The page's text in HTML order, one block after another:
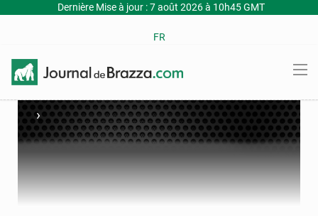
Dernière Mise à jour : 7 août 2026 à 10h45 GMT
FR
›